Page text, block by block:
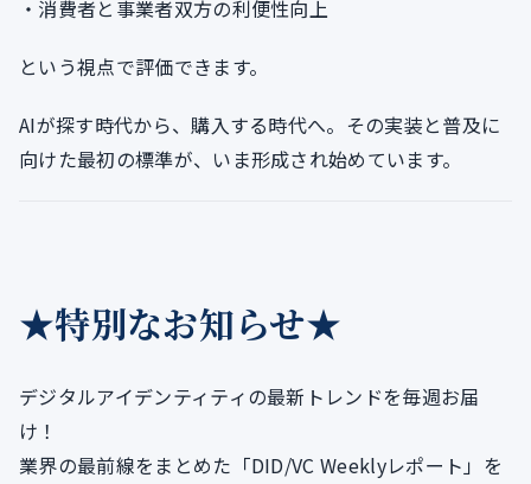
・消費者と事業者双方の利便性向上
という視点で評価できます。
AIが探す時代から、購入する時代へ。その実装と普及に
向けた最初の標準が、いま形成され始めています。
★特別なお知らせ★
デジタルアイデンティティの最新トレンドを毎週お届
け！
業界の最前線をまとめた「DID/VC Weeklyレポート」を